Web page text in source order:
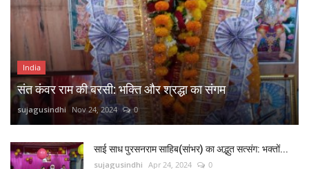
India
संत कंवर राम की बरसी: भक्ति और श्रद्धा का संगम
sujagusindhi Nov 24, 2024 0
साई साध पुरसनराम साहिब(सांभर) का अद्भुत सत्संग: भक्तों...
sujagusindhi Apr 24, 2024 0